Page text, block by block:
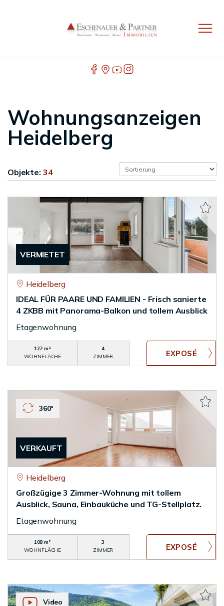
Wohnungsanzeigen
Heidelberg
Objekte: 34
VERMIETET
Heidelberg
IDEAL FÜR PAARE UND FAMILIEN - Frisch sanierte
4 ZKBB mit Panorama-Balkon und tollem Ausblick
Etagenwohnung
127 m²
WOHNFLÄCHE
4
ZIMMER
VERKAUFT
360°
Heidelberg
Großzügige 3 Zimmer-Wohnung mit tollem
Ausblick, Sauna, Einbauküche und TG-Stellplatz.
Etagenwohnung
108 m²
WOHNFLÄCHE
3
ZIMMER
Video